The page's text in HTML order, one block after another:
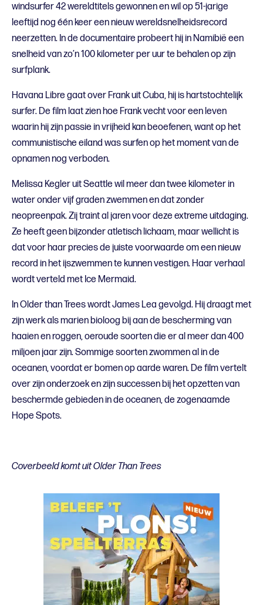
windsurfer 42 wereldtitels gewonnen en wil op 51-jarige
leeftijd nog één keer een nieuw wereldsnelheidsrecord
neerzetten. In de documentaire probeert hij in Namibië een
snelheid van zo’n 100 kilometer per uur te behalen op zijn
surfplank.
Havana Libre gaat over Frank uit Cuba, hij is hartstochtelijk
surfer. De film laat zien hoe Frank vecht voor een leven
waarin hij zijn passie in vrijheid kan beoefenen, want op het
communistische eiland was surfen op het moment van de
opnamen nog verboden.
Melissa Kegler uit Seattle wil meer dan twee kilometer in
water onder vijf graden zwemmen en dat zonder
neopreenpak. Zij traint al jaren voor deze extreme uitdaging.
Ze heeft geen bijzonder atletisch lichaam, maar wellicht is
dat voor haar precies de juiste voorwaarde om een nieuw
record in het ijszwemmen te kunnen vestigen. Haar verhaal
wordt verteld met Ice Mermaid.
In Older than Trees wordt James Lea gevolgd. Hij draagt met
zijn werk als marien bioloog bij aan de bescherming van
haaien en roggen, oeroude soorten die er al meer dan 400
miljoen jaar zijn. Sommige soorten zwommen al in de
oceanen, voordat er bomen op aarde waren. De film vertelt
over zijn onderzoek en zijn successen bij het opzetten van
beschermde gebieden in de oceanen, de zogenaamde
Hope Spots.
Coverbeeld komt uit Older Than Trees